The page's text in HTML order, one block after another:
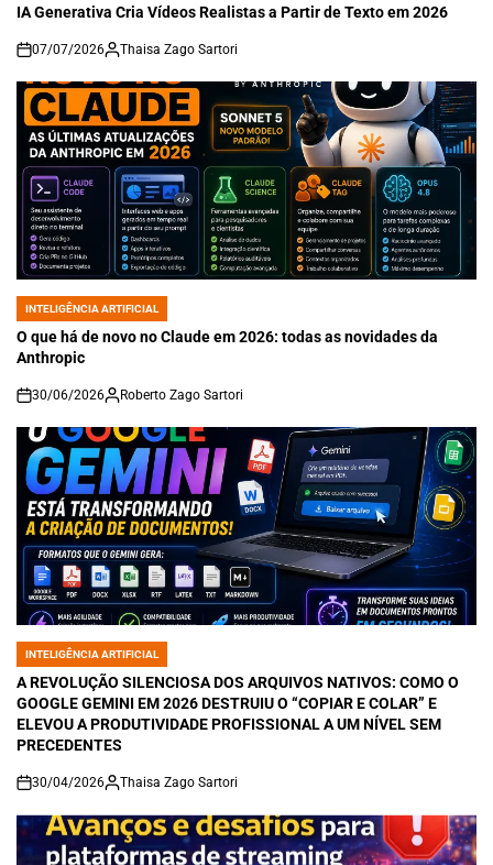
IN
IA Generativa Cria Vídeos Realistas a Partir de Texto em 2026
on
07/07/2026 Thaisa Zago Sartori
POSTED
IN
INTELIGÊNCIA ARTIFICIAL
O que há de novo no Claude em 2026: todas as novidades da
Anthropic
on
30/06/2026 Roberto Zago Sartori
POSTED
IN
INTELIGÊNCIA ARTIFICIAL
A REVOLUÇÃO SILENCIOSA DOS ARQUIVOS NATIVOS: COMO O
GOOGLE GEMINI EM 2026 DESTRUIU O “COPIAR E COLAR” E
ELEVOU A PRODUTIVIDADE PROFISSIONAL A UM NÍVEL SEM
PRECEDENTES
on
30/04/2026 Thaisa Zago Sartori